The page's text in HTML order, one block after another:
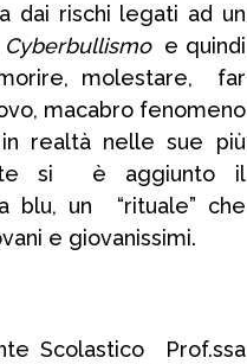
dai rischi legati ad un
Cyberbullismoe quindi
molestare, far
macabro fenomeno
realtà nelle sue più
si è aggiunto il
blu, un “rituale” che
e giovanissimi.
Scolastico Prof.ssa